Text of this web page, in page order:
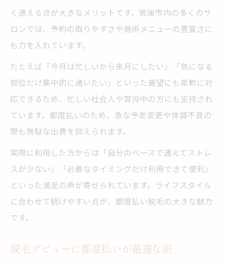
く通える点が大きなメリットです。筑後市内の多くのサ
ロンでは、予約の取りやすさや施術メニューの豊富さに
も力を入れています。
たとえば「今月は忙しいから来月にしたい」「気になる
部位だけ集中的に通いたい」といった要望にも柔軟に対
応できるため、忙しい社会人や育児中の方にも支持され
ています。都度払いのため、急な予定変更や体調不良の
際も無駄な出費を抑えられます。
実際に利用した方からは「自分のペースで通えてストレ
スが少ない」「必要なタイミングだけ利用できて便利」
といった満足の声が寄せられています。ライフスタイル
に合わせて続けやすい点が、都度払い脱毛の大きな魅力
です。
脱毛デビューに都度払いが最適な訳